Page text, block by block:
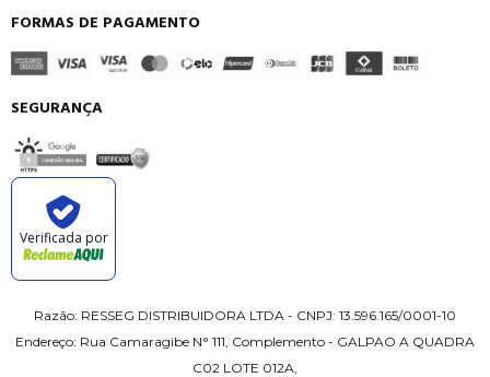
FORMAS DE PAGAMENTO
SEGURANÇA
Verificada por
Razão: RESSEG DISTRIBUIDORA LTDA - CNPJ: 13.596.165/0001-10
Endereço: Rua Camaragibe N° 111, Complemento - GALPAO A QUADRA
C02 LOTE 012A,